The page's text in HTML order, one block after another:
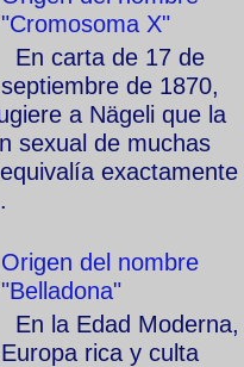
"Cromosoma X"
En carta de 17 de
septiembre de 1870,
a Nägeli que la
sexual de muchas
exactamente
Origen del nombre
"Belladona"
En la Edad Moderna,
Europa rica y culta